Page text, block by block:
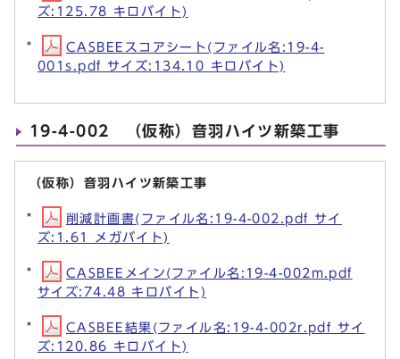
ズ:125.78 キロバイト)
CASBEEスコアシート(ファイル名:19-4-
001s.pdf サイズ:134.10 キロバイト)
19-4-002 （仮称）音羽ハイツ新築工事
（仮称）音羽ハイツ新築工事
削減計画書(ファイル名:19-4-002.pdf サイ
ズ:1.61 メガバイト)
CASBEEメイン(ファイル名:19-4-002m.pdf
サイズ:74.48 キロバイト)
CASBEE結果(ファイル名:19-4-002r.pdf サイ
ズ:120.86 キロバイト)